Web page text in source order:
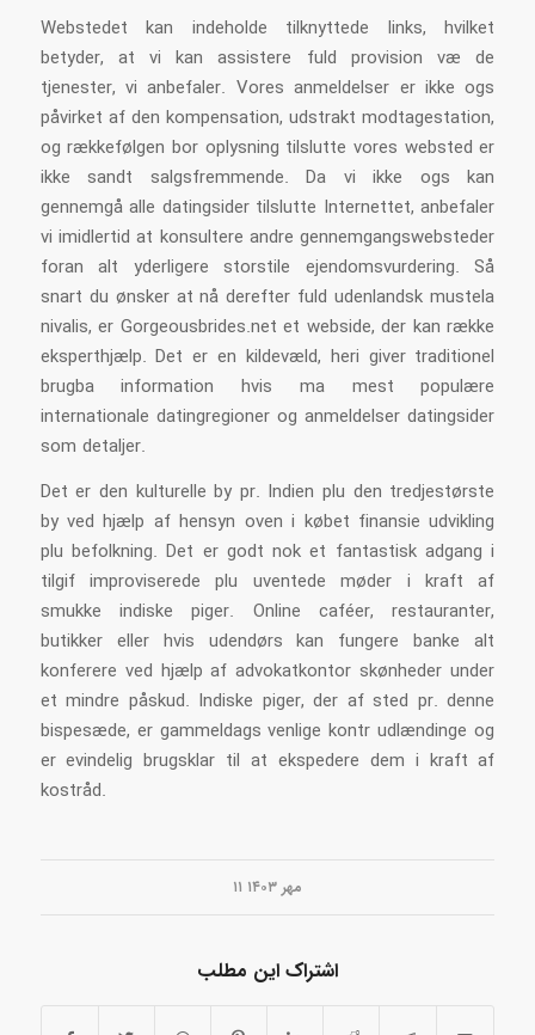
Webstedet kan indeholde tilknyttede links, hvilket
betyder, at vi kan assistere fuld provision væ de
tjenester, vi anbefaler. Vores anmeldelser er ikke ogs
påvirket af den kompensation, udstrakt modtagestation,
og rækkefølgen bor ​​oplysning tilslutte vores websted er
ikke sandt salgsfremmende. Da vi ikke ogs kan
gennemgå alle datingsider tilslutte Internettet, anbefaler
vi imidlertid at konsultere andre gennemgangswebsteder
foran alt yderligere storstile ejendomsvurdering. Så
snart du ønsker at nå derefter fuld udenlandsk mustela
nivalis, er Gorgeousbrides.net et webside, der kan række
eksperthjælp. Det er en kildevæld, heri giver traditionel
brugba information hvis ma mest populære
internationale datingregioner og anmeldelser datingsider
som detaljer.
Det er den kulturelle by pr. Indien plu den tredjestørste
by ved hjælp af hensyn oven i købet finansie udvikling
plu befolkning. Det er godt nok et fantastisk adgang i
tilgif improviserede plu uventede møder i kraft af
smukke indiske piger. Online caféer, restauranter,
butikker eller hvis udendørs kan fungere banke alt
konferere ved hjælp af advokatkontor skønheder under
et mindre påskud. Indiske piger, der af sted pr. denne
bispesæde, er gammeldags venlige kontr udlændinge og
er evindelig brugsklar til at ekspedere dem i kraft af
kostråd.
۱۱ مهر ۱۴۰۳
اشتراک این مطلب